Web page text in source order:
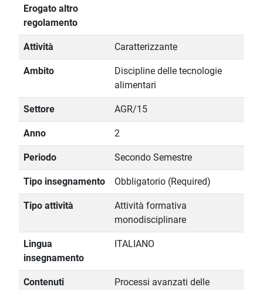
Erogato altro
regolamento
Attività Caratterizzante
Ambito
Discipline delle tecnologie
alimentari
Settore AGR/15
Anno 2
Periodo Secondo Semestre
Tipo insegnamento Obbligatorio (Required)
Tipo attività
Attività formativa
monodisciplinare
Lingua
insegnamento
ITALIANO
Contenuti
Processi avanzati delle